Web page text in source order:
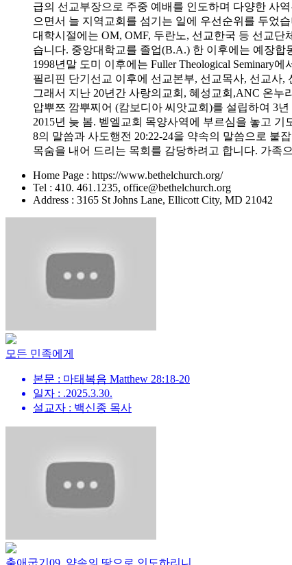
급의 선교부장으로 주중 예배를 인도하며 다양한 사
으면서 늘 지역교회를 섬기는 일에 우선순위를 두었
대학시절에는 OM, OMF, 두란노, 선교한국 등 선교
습니다. 중앙대학교를 졸업(B.A.) 한 이후에는 예장
1998년말 도미 이후에는 Fuller Theological Seminary
필리핀 단기선교 이후에 선교본부, 선교목사, 선교사
그래서 지난 20년간 사랑의교회, 혜성교회,ANC 온
압뿌쯔 깜뿌찌어 (캄보디아 씨앗교회)를 설립하여 3
2015년 늦 봄. 벧엘교회 목양사역에 부르심을 놓고
8의 말씀과 사도행전 20:22-24을 약속의 말씀으로 붙
목숨을 내어 드리는 목회를 감당하려고 합니다. 가족
Home Page : https://www.bethelchurch.org/
Tel : 410. 461.1235, office@bethelchurch.org
Address : 3165 St Johns Lane, Ellicott City, MD 21042
모든 민족에게
본문 : 마태복음 Matthew 28:18-20
일자 : .2025.3.30.
설교자 : 백신종 목사